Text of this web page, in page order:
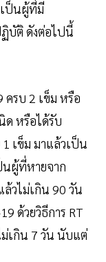
เป็นผู้ที่มี
บัติ ดังต่อไปนี้
ครบ 2 เข็ม หรือ
หรือได้รับ
เข็ม มาแล้วเป็น
นผู้ที่หายจาก
ล้วไม่เกิน 90 วัน
ด้วยวิธีการ RT
ม่เกิน 7 วัน นับแต่